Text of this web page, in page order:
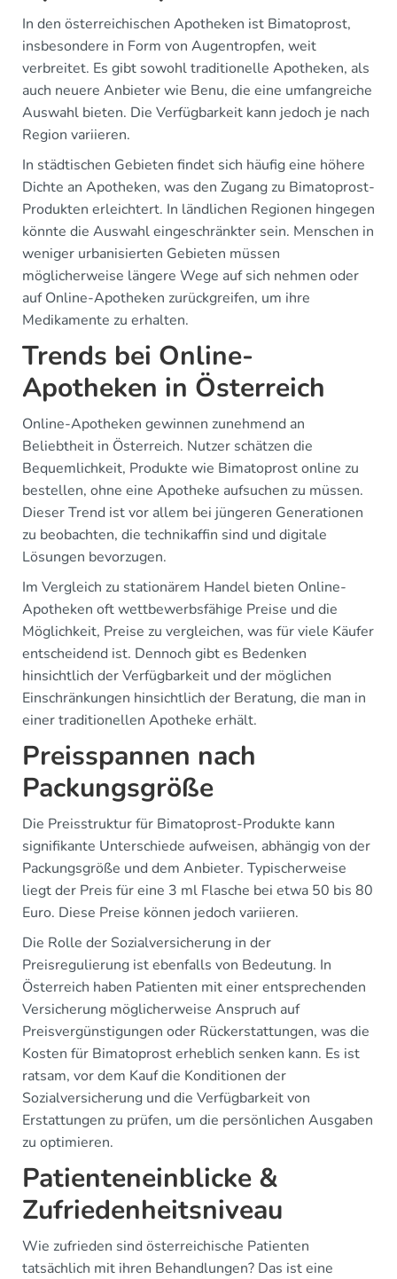
In den österreichischen Apotheken ist Bimatoprost,
insbesondere in Form von Augentropfen, weit
verbreitet. Es gibt sowohl traditionelle Apotheken, als
auch neuere Anbieter wie Benu, die eine umfangreiche
Auswahl bieten. Die Verfügbarkeit kann jedoch je nach
Region variieren.
In städtischen Gebieten findet sich häufig eine höhere
Dichte an Apotheken, was den Zugang zu Bimatoprost-
Produkten erleichtert. In ländlichen Regionen hingegen
könnte die Auswahl eingeschränkter sein. Menschen in
weniger urbanisierten Gebieten müssen
möglicherweise längere Wege auf sich nehmen oder
auf Online-Apotheken zurückgreifen, um ihre
Medikamente zu erhalten.
Trends bei Online-
Apotheken in Österreich
Online-Apotheken gewinnen zunehmend an
Beliebtheit in Österreich. Nutzer schätzen die
Bequemlichkeit, Produkte wie Bimatoprost online zu
bestellen, ohne eine Apotheke aufsuchen zu müssen.
Dieser Trend ist vor allem bei jüngeren Generationen
zu beobachten, die technikaffin sind und digitale
Lösungen bevorzugen.
Im Vergleich zu stationärem Handel bieten Online-
Apotheken oft wettbewerbsfähige Preise und die
Möglichkeit, Preise zu vergleichen, was für viele Käufer
entscheidend ist. Dennoch gibt es Bedenken
hinsichtlich der Verfügbarkeit und der möglichen
Einschränkungen hinsichtlich der Beratung, die man in
einer traditionellen Apotheke erhält.
Preisspannen nach
Packungsgröße
Die Preisstruktur für Bimatoprost-Produkte kann
signifikante Unterschiede aufweisen, abhängig von der
Packungsgröße und dem Anbieter. Typischerweise
liegt der Preis für eine 3 ml Flasche bei etwa 50 bis 80
Euro. Diese Preise können jedoch variieren.
Die Rolle der Sozialversicherung in der
Preisregulierung ist ebenfalls von Bedeutung. In
Österreich haben Patienten mit einer entsprechenden
Versicherung möglicherweise Anspruch auf
Preisvergünstigungen oder Rückerstattungen, was die
Kosten für Bimatoprost erheblich senken kann. Es ist
ratsam, vor dem Kauf die Konditionen der
Sozialversicherung und die Verfügbarkeit von
Erstattungen zu prüfen, um die persönlichen Ausgaben
zu optimieren.
Patienteneinblicke &
Zufriedenheitsniveau
Wie zufrieden sind österreichische Patienten
tatsächlich mit ihren Behandlungen? Das ist eine